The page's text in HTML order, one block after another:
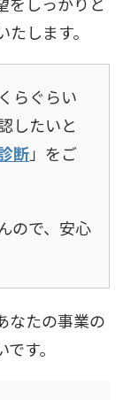
します。
らぐらい
したいと
断」をご
ので、安心
なたの事業の
す。